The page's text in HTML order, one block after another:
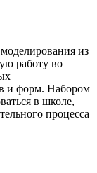
из
работу во
и форм. Набором
в школе,
процесса